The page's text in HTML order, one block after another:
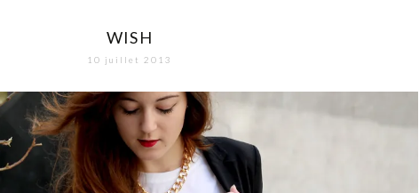
WISH
10 juillet 2013